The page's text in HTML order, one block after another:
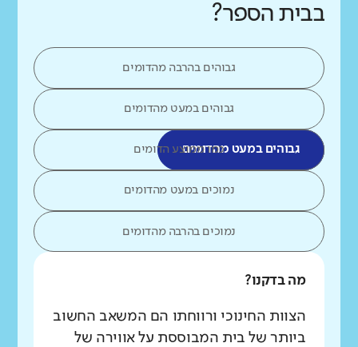
בבית הספר?
גבוהים בהרבה מהדומים
גבוהים במעט מהדומים
גבוהים במעט מהדומיםכמו ממוצע הדומים
נמוכים במעט מהדומים
נמוכים בהרבה מהדומים
מה בדקנו?
הצוות החינוכי ורווחתו הם המשאב החשוב
ביותר של בית המבוססת על אווירה של